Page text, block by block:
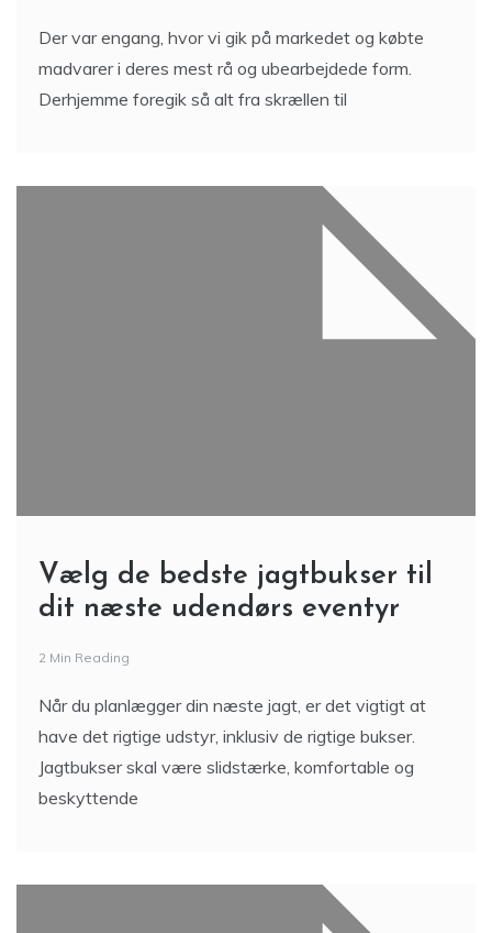
Der var engang, hvor vi gik på markedet og købte
madvarer i deres mest rå og ubearbejdede form.
Derhjemme foregik så alt fra skrællen til
Vælg de bedste jagtbukser til
dit næste udendørs eventyr
2 Min Reading
Når du planlægger din næste jagt, er det vigtigt at
have det rigtige udstyr, inklusiv de rigtige bukser.
Jagtbukser skal være slidstærke, komfortable og
beskyttende